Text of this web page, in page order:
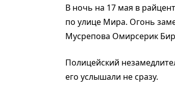
В ночь на 17 мая в
по улице Мира. Огонь
Мусрепова Омирсерик
Полицейский
его услышали не сразу.